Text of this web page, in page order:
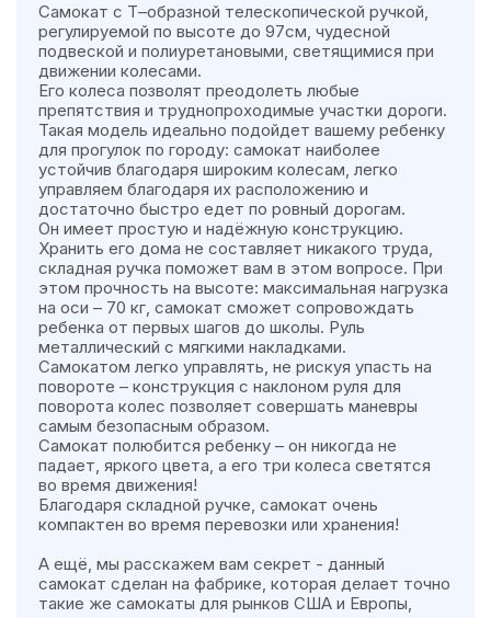
Самокат с Т–образной телескопической ручкой,
регулируемой по высоте до 97см, чудесной
подвеской и полиуретановыми, светящимися при
движении колесами.
Его колеса позволят преодолеть любые
препятствия и труднопроходимые участки дороги.
Такая модель идеально подойдет вашему ребенку
для прогулок по городу: самокат наиболее
устойчив благодаря широким колесам, легко
управляем благодаря их расположению и
достаточно быстро едет по ровный дорогам.
Он имеет простую и надёжную конструкцию.
Хранить его дома не составляет никакого труда,
складная ручка поможет вам в этом вопросе. При
этом прочность на высоте: максимальная нагрузка
на оси – 70 кг, самокат сможет сопровождать
ребенка от первых шагов до школы. Руль
металлический с мягкими накладками.
Самокатом легко управлять, не рискуя упасть на
повороте – конструкция с наклоном руля для
поворота колес позволяет совершать маневры
самым безопасным образом.
Самокат полюбится ребенку – он никогда не
падает, яркого цвета, а его три колеса светятся
во время движения!
Благодаря складной ручке, самокат очень
компактен во время перевозки или хранения!
А ещё, мы расскажем вам секрет - данный
самокат сделан на фабрике, которая делает точно
такие же самокаты для рынков США и Европы,